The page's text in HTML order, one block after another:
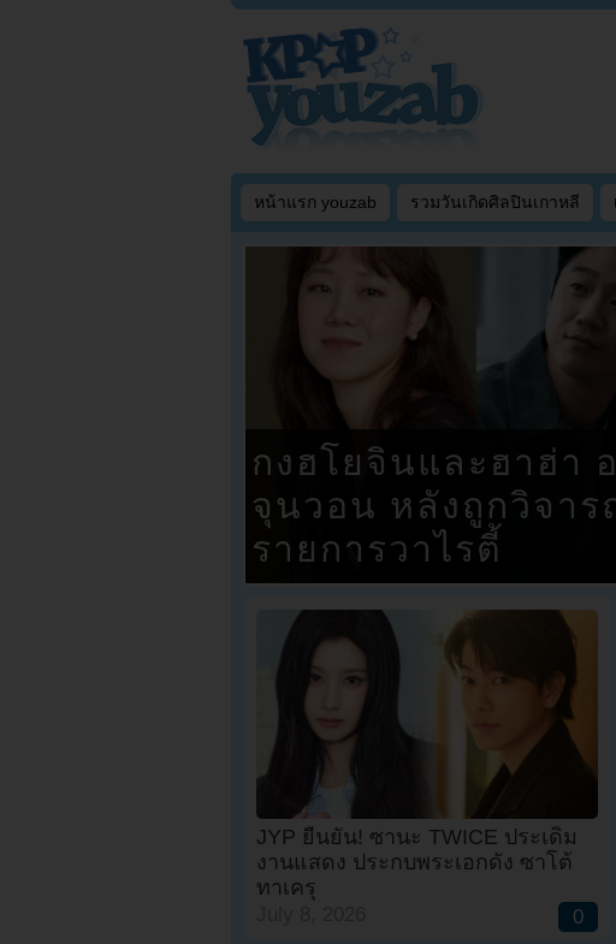
หน้าแรก youzab รวมวันเกิดศิลปินเกาหลี
กงฮโยจินและฮาฮ่า
จุนวอน หลังถูกวิจาร
รายการวาไรตี้
JYP ยืนยัน! ซานะ TWICE ประเดิม
งานแสดง ประกบพระเอกดัง ซาโต้
ทาเครุ
0